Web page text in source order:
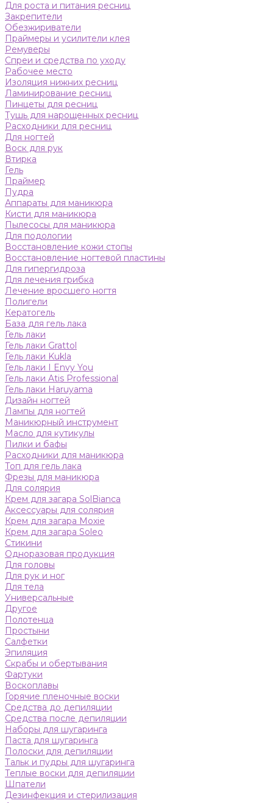
Для роста и питания ресниц
Закрепители
Обезжириватели
Праймеры и усилители клея
Ремуверы
Спреи и средства по уходу
Рабочее место
Изоляция нижних ресниц
Ламинирование ресниц
Пинцеты для ресниц
Тушь для нарощенных ресниц
Расходники для ресниц
Для ногтей
Воск для рук
Втирка
Гель
Праймер
Пудра
Аппараты для маникюра
Кисти для маникюра
Пылесосы для маникюра
Для подологии
Восстановление кожи стопы
Восстановление ногтевой пластины
Для гипергидроза
Для лечения грибка
Лечение вросшего ногтя
Полигели
Кератогель
База для гель лака
Гель лаки
Гель лаки Grattol
Гель лаки Kukla
Гель лаки I Envy You
Гель лаки Atis Professional
Гель лаки Haruyama
Дизайн ногтей
Лампы для ногтей
Маникюрный инструмент
Масло для кутикулы
Пилки и бафы
Расходники для маникюра
Топ для гель лака
Фрезы для маникюра
Для солярия
Крем для загара SolBianca
Аксессуары для солярия
Крем для загара Moxie
Крем для загара Soleo
Стикини
Одноразовая продукция
Для головы
Для рук и ног
Для тела
Универсальные
Другое
Полотенца
Простыни
Салфетки
Эпиляция
Скрабы и обертывания
Фартуки
Воскоплавы
Горячие пленочные воски
Средства до депиляции
Средства после депиляции
Наборы для шугаринга
Паста для шугаринга
Полоски для депиляции
Тальк и пудры для шугаринга
Теплые воски для депиляции
Шпатели
Дезинфекция и стерилизация